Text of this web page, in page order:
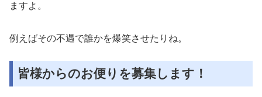
ますよ。
例えばその不遇で誰かを爆笑させたりね。
皆様からのお便りを募集します！